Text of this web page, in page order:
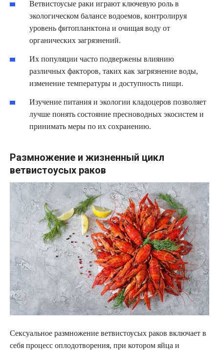
Ветвистоусые раки играют ключевую роль в
экологическом балансе водоемов, контролируя
уровень фитопланктона и очищая воду от
органических загрязнений.
Их популяции часто подвержены влиянию
различных факторов, таких как загрязнение воды,
изменение температуры и доступность пищи.
Изучение питания и экологии кладоцеров позволяет
лучше понять состояние пресноводных экосистем и
принимать меры по их сохранению.
Размножение и жизненный цикл
ветвистоусых раков
Сексуальное размножение ветвистоусых раков включает в
себя процесс оплодотворения, при котором яйца и